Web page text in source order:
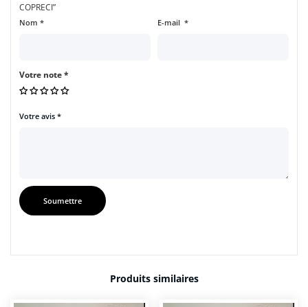
COPRECI”
Nom * E-mail *
Votre note*
Votre avis *
Produits similaires